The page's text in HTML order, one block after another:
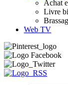
Achat
Livre
Web TV